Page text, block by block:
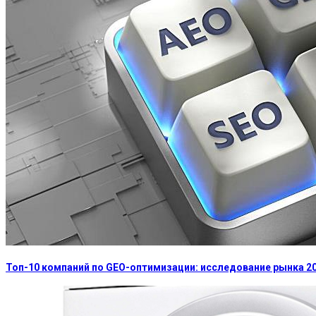
Топ-10 компаний по GEO-оптимизации: исследование рынка